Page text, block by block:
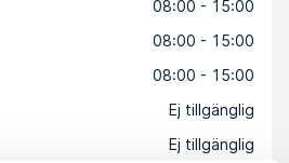
08:00 - 15:00
08:00 - 15:00
08:00 - 15:00
Ej tillgänglig
Ej tillgänglig